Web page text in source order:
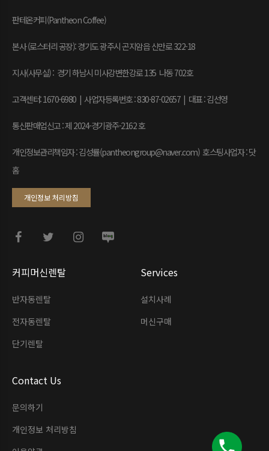
커피머신렌탈
반자동렌탈
전자동렌탈
단기렌탈
Services
설치사례
머신구매
Contact Us
문의하기
개인정보 처리방침
판테온커피(Pantheon Coffee)
본사 (로스터리 공장): 경기도 광주시 곤지암읍 신만로 322-18
지사(사무실) : 경기 하남시 미사강변한강로 135 나동 702호
고객센터: 1670-6980 | 사업자등록번호 : 830-87-02657 | 대표 : 김선영
통신판매업신고 : 제 2024-경기광주-2162 호
개인정보관리책임자 : 김성률(pantheongroup@naver.com) 호스팅사업자 : 닷
홈
개인정보 처리방침